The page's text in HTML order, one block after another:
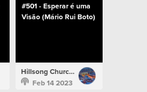
#501 - Esperar é uma
Visão (Mário Rui Boto)
Hillsong Church Portugal
Feb 14 2023